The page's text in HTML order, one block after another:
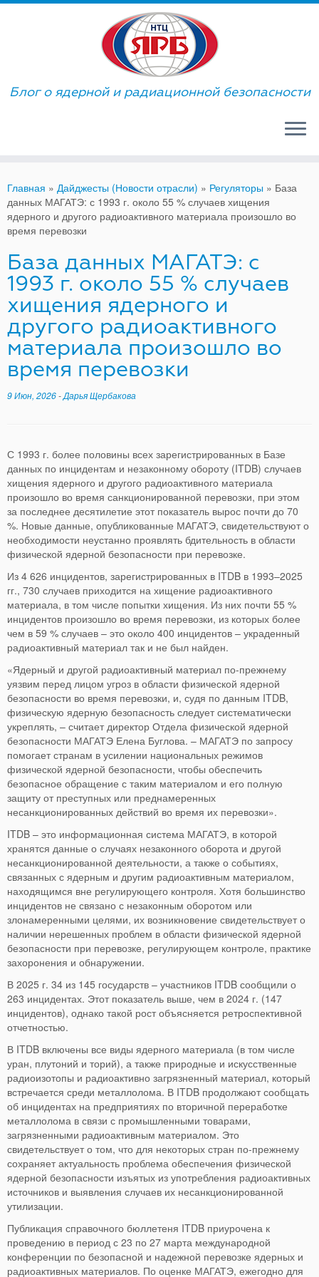
Skip
Блог о ядерной и радиационной безопасности
Главная » Дайджесты (Новости отрасли) » Регуляторы » База
данных МАГАТЭ: с 1993 г. около 55 % случаев хищения
ядерного и другого радиоактивного материала произошло во
время перевозки
База данных МАГАТЭ: с
1993 г. около 55 % случаев
хищения ядерного и
другого радиоактивного
материала произошло во
время перевозки
9 Июн, 2026-Дарья Щербакова
С 1993 г. более половины всех зарегистрированных в Базе
данных по инцидентам и незаконному обороту (ITDB) случаев
хищения ядерного и другого радиоактивного материала
произошло во время санкционированной перевозки, при этом
за последнее десятилетие этот показатель вырос почти до 70
%. Новые данные, опубликованные МАГАТЭ, свидетельствуют о
необходимости неустанно проявлять бдительность в области
физической ядерной безопасности при перевозке.
Из 4 626 инцидентов, зарегистрированных в ITDB в 1993–2025
гг., 730 случаев приходится на хищение радиоактивного
материала, в том числе попытки хищения. Из них почти 55 %
инцидентов произошло во время перевозки, из которых более
чем в 59 % случаев – это около 400 инцидентов – украденный
радиоактивный материал так и не был найден.
«Ядерный и другой радиоактивный материал по-прежнему
уязвим перед лицом угроз в области физической ядерной
безопасности во время перевозки, и, судя по данным ITDB,
физическую ядерную безопасность следует систематически
укреплять, – считает директор Отдела физической ядерной
безопасности МАГАТЭ Елена Буглова. – МАГАТЭ по запросу
помогает странам в усилении национальных режимов
физической ядерной безопасности, чтобы обеспечить
безопасное обращение с таким материалом и его полную
защиту от преступных или преднамеренных
несанкционированных действий во время их перевозки».
ITDB – это информационная система МАГАТЭ, в которой
хранятся данные о случаях незаконного оборота и другой
несанкционированной деятельности, а также о событиях,
связанных с ядерным и другим радиоактивным материалом,
находящимся вне регулирующего контроля. Хотя большинство
инцидентов не связано с незаконным оборотом или
злонамеренными целями, их возникновение свидетельствует о
наличии нерешенных проблем в области физической ядерной
безопасности при перевозке, регулирующем контроле, практике
захоронения и обнаружении.
В 2025 г. 34 из 145 государств – участников ITDB сообщили о
263 инцидентах. Этот показатель выше, чем в 2024 г. (147
инцидентов), однако такой рост объясняется ретроспективной
отчетностью.
В ITDB включены все виды ядерного материала (в том числе
уран, плутоний и торий), а также природные и искусственные
радиоизотопы и радиоактивно загрязненный материал, который
встречается среди металлолома. В ITDB продолжают сообщать
об инцидентах на предприятиях по вторичной переработке
металлолома в связи с промышленными товарами,
загрязненными радиоактивным материалом. Это
свидетельствует о том, что для некоторых стран по-прежнему
сохраняет актуальность проблема обеспечения физической
ядерной безопасности изъятых из употребления радиоактивных
источников и выявления случаев их несанкционированной
утилизации.
Публикация справочного бюллетеня ITDB приурочена к
проведению в период с 23 по 27 марта международной
конференции по безопасной и надежной перевозке ядерных и
радиоактивных материалов. По оценке МАГАТЭ, ежегодно для